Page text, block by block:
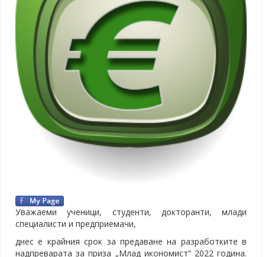
Уважаеми ученици, студенти, докторанти, млади
специалисти и предприемачи,
днес е крайния срок за предаване на разработките в
надпреварата за приза „Млад икономист“ 2022 година.